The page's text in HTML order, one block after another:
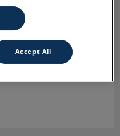
Accept All